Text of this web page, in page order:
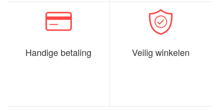
Handige betaling Veilig winkelen